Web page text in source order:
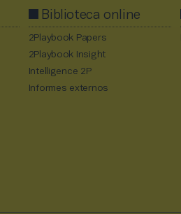
Biblioteca online
2Playbook Papers
2Playbook Insight
Intelligence 2P
Informes externos